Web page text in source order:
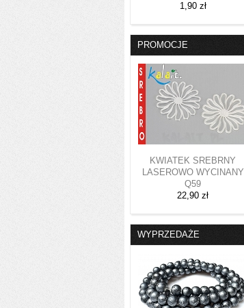
1,90 zł
PROMOCJE
KWIATEK SREBRNY
LASEROWO WYCINANY
Q59
22,90 zł
WYPRZEDAŻE